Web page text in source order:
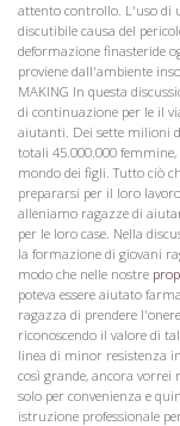
attento controllo. L'uso di
discutibile causa del
deformazione finasteride
proviene dall'ambiente
MAKING In questa
di continuazione per le il
aiutanti. Dei sette milioni
totali 45.000.000
mondo dei figli. Tutto ciò
prepararsi per il loro
alleniamo ragazze di
per le loro case. Nella
la formazione di giovani
modo che nelle nostre
poteva essere aiutato
ragazza di prendere
riconoscendo il valore di
linea di minor resistenza
così grande, ancora
solo per convenienza e
istruzione professionale